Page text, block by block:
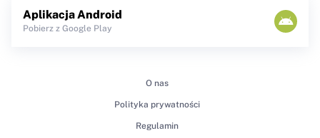
Aplikacja Android
Pobierz z Google Play
O nas
Polityka prywatności
Regulamin